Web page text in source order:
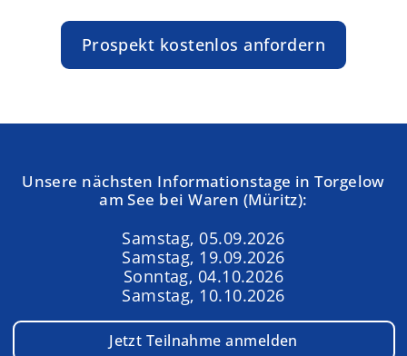
Prospekt kostenlos anfordern
Unsere nächsten Informationstage in Torgelow
am See bei Waren (Müritz):
Samstag, 05.09.2026
Samstag, 19.09.2026
Sonntag, 04.10.2026
Samstag, 10.10.2026
Jetzt Teilnahme anmelden